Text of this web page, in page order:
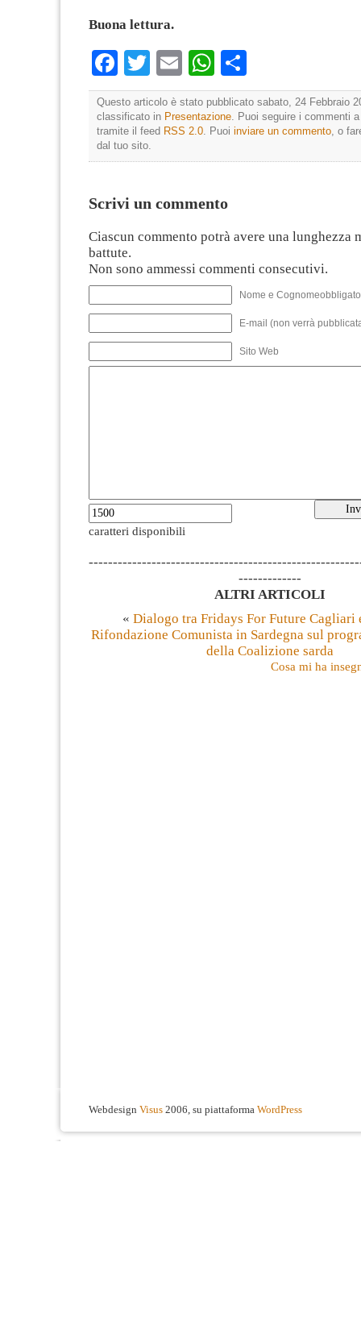
Buona lettura.
Facebook
TwitterEmailWhatsApp
Questo articolo è stato pubblicato sabato, 24 Febbraio
classificato in Presentazione . Puoi seguire i commenti
tramite il feed RSS 2.0 . Puoi inviare un commento , o
dal tuo sito.
Scrivi un commento
Ciascun commento potrà avere una lunghezza
battute.
Non sono ammessi commenti consecutivi.
Nome e
E-mail (non verrà
Sito Web
caratteri disponibili
-------------
ALTRI ARTICOLI
« Dialogo tra Fridays For Future Cagliari
Rifondazione Comunista in Sardegna sul
della Coalizione sarda
Cosa mi ha
Webdesign Visus 2006, su piattaforma WordPress